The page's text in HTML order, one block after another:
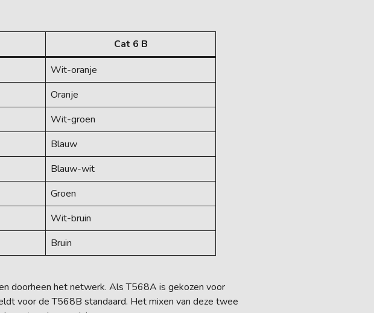
Cat 6 B
Wit-oranje
Oranje
Wit-groen
Blauw
Blauw-wit
Groen
Wit-bruin
Bruin
doorheen het netwerk. Als T568A is gekozen voor
voor de T568B standaard. Het mixen van deze twee